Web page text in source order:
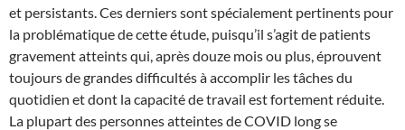
et persistants. Ces derniers sont spécialement pertinents pour
la problématique de cette étude, puisqu’il s’agit de patients
gravement atteints qui, après douze mois ou plus, éprouvent
toujours de grandes difficultés à accomplir les tâches du
quotidien et dont la capacité de travail est fortement réduite.
La plupart des personnes atteintes de COVID long se